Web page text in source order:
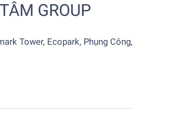
GROUP
Tower, Ecopark, Phụng Công,